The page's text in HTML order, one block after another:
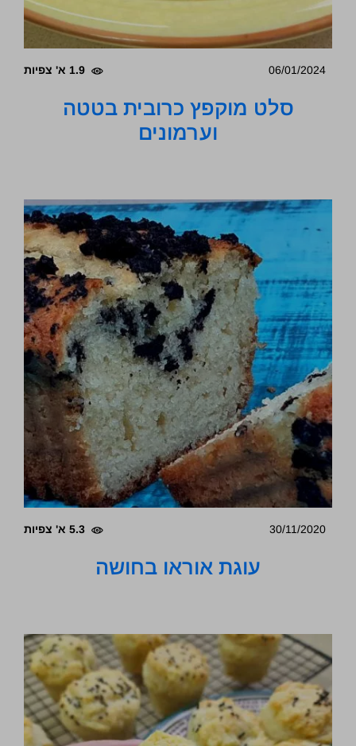
06/01/2024 1.9 א' צפיות
סלט מוקפץ כרובית בטטה
וערמונים
30/11/2020 5.3 א' צפיות
עוגת אוראו בחושה